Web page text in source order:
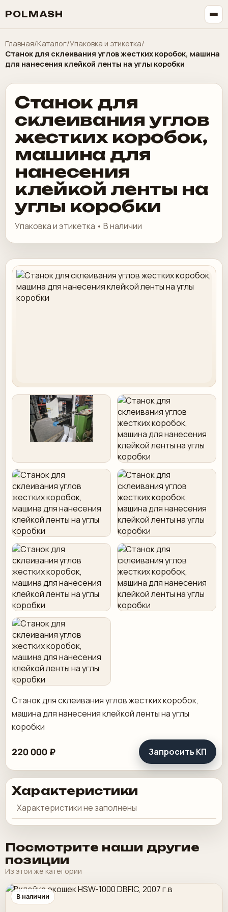
POLMASH
Главная/Каталог/Упаковка и этикетка/
Станок для склеивания углов жестких коробок, машина
для нанесения клейкой ленты на углы коробки
Станок для
склеивания углов
жестких коробок,
машина для
нанесения
клейкой ленты на
углы коробки
Упаковка и этикетка • В наличии
Станок для склеивания углов жестких коробок,
машина для нанесения клейкой ленты на углы
коробки
220 000 ₽ Запросить КП
Характеристики
Характеристики не заполнены
Посмотрите наши другие
позиции
Из этой же категории
В наличии